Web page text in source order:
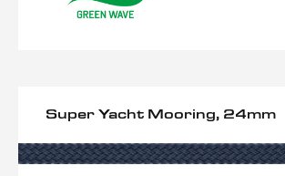
Super Yacht Mooring, 24mm